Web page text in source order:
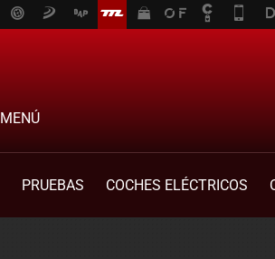
MENÚ
PRUEBAS COCHES ELÉCTRICOS